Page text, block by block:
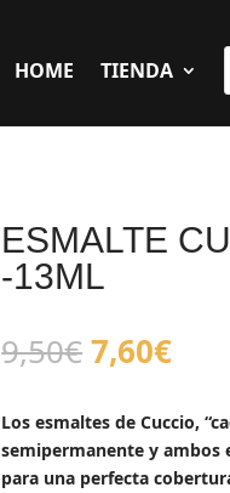
HOME TIENDA
ESMALTE
-13ML
9,50€El
precio
original
era:
9,50€.
7,60€El
es:
Los esmaltes de Cuccio,
semipermanente y ambos
para una perfecta